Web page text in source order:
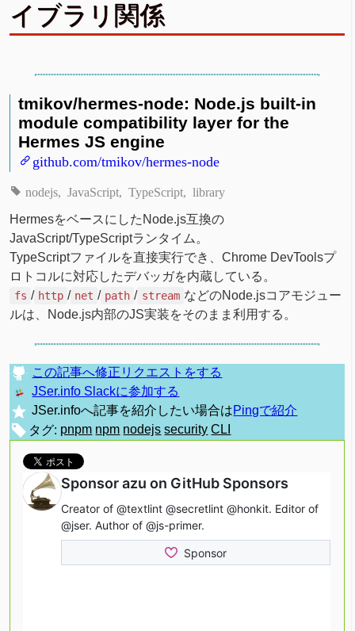
イブラリ関係
tmikov/hermes-node: Node.js built-in
module compatibility layer for the
Hermes JS engine
github.com/tmikov/hermes-node
nodejs JavaScript TypeScript library
HermesをベースにしたNode.js互換の
JavaScript/TypeScriptランタイム。
TypeScriptファイルを直接実行でき、Chrome DevToolsプ
ロトコルに対応したデバッガを内蔵している。
fs / http / net / path / stream などのNode.jsコアモジュー
ルは、Node.js内部のJS実装をそのまま利用する。
この記事へ修正リクエストをする
JSer.info Slackに参加する
JSer.infoへ記事を紹介したい場合はPingで紹介
タグ: pnpm npm nodejs security CLI